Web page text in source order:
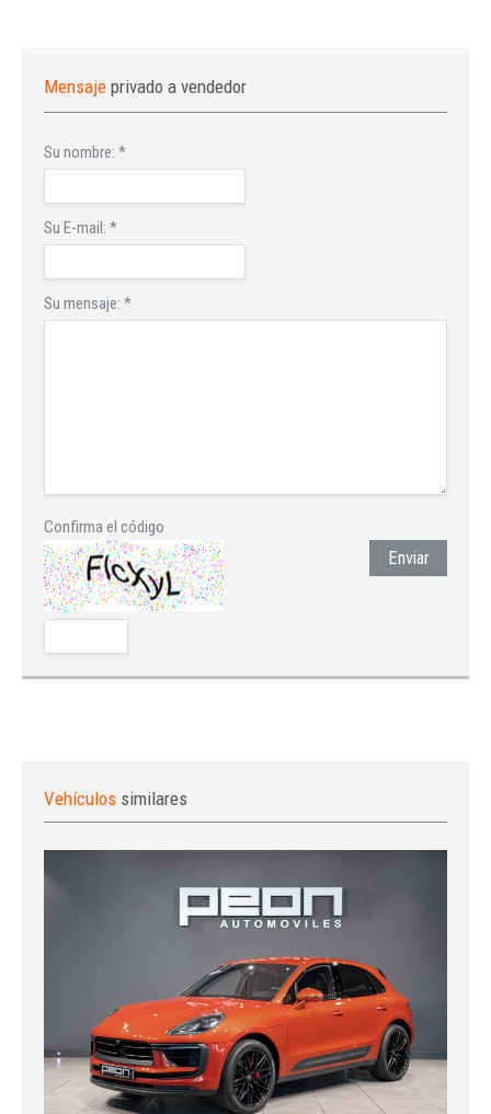
Mensaje privado a vendedor
Su nombre: *
Su E-mail: *
Su mensaje: *
Confirma el código
Enviar
Vehículos similares